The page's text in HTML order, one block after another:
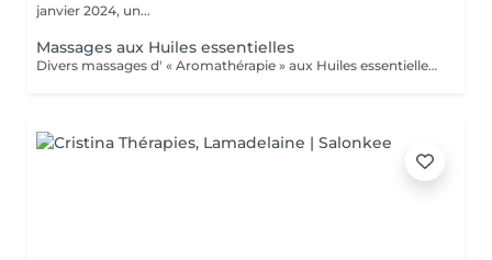
janvier 2024, un...
Massages aux Huiles essentielles
Divers massages d' « Aromathérapie » aux Huiles essentielles (pour le corps) Ces massages apportent un soulagement immédiat à la tension musculaire, améliorent la circulation sanguine et lymphatique, augmente ses défenses Immunitaires. .Massage détente relax, "Plaisir" .Massage relaxation "Cocoon" .Massage amincissement drainage "Détox" .Massage pour les "douleurs articulaires" (dos-épaules-genoux) .Massage "Réflexe" : soulage courbatures, tendinites et autres douleurs articulaires et musculaires. Conseillé pour les sportifs ! .Massage "Tonic" pour la fatigue nerveuse, l'épuisement, le surmenage, le stress, la déprime, Besoin de Peps, et d'énergie, baisse de libido (tonique générale) ; Système immunitaire affaibli, rhume, antivirale, bronchite, nez bouché, sinusite, Arthrose, hyperthyroidie, fatigue des glandes surrénales... Ce massage est conseillé pour les périodes hivernales !